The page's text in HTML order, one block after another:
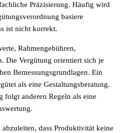
Präzisierung. Häufig wird
basiere
ist nicht korrekt.
Rahmengebühren,
Die Vergütung orientiert sich je
Bemessungsgrundlagen. Ein
als eine Gestaltungsberatung.
folgt anderen Regeln als eine
dass Produktivität keine